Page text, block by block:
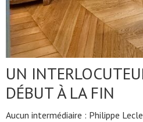
UN
DÉBUT À LA FIN
Aucun intermédiaire : Philippe